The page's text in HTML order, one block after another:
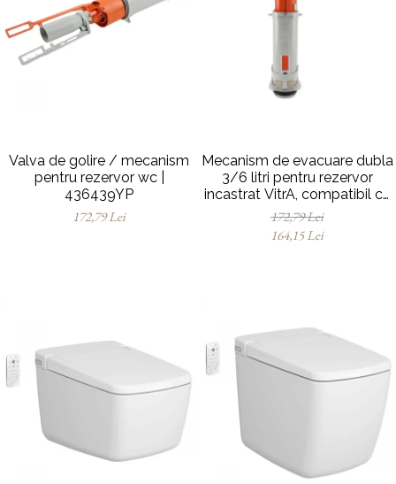
Valva de golire / mecanism
pentru rezervor wc |
436439YP
172,79 Lei
Mecanism de evacuare dubla
3/6 litri pentru rezervor
incastrat VitrA, compatibil cu
suport dreptunghiular |
436868YP
172,79 Lei
164,15 Lei